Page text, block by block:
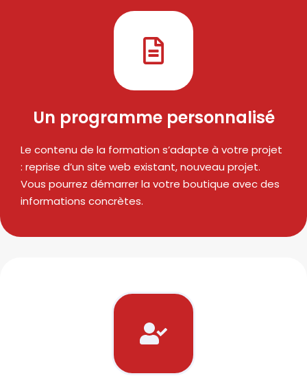
Un programme personnalisé
Le contenu de la formation s’adapte à votre projet
: reprise d’un site web existant, nouveau projet.
Vous pourrez démarrer la votre boutique avec des
informations concrètes.